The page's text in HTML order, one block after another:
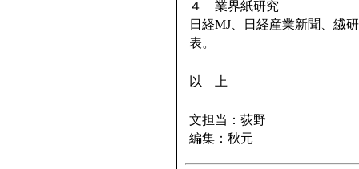
４ 業界紙研究
日経MJ、日経産業新聞、繊
表。
以 上
文担当：荻野
編集：秋元